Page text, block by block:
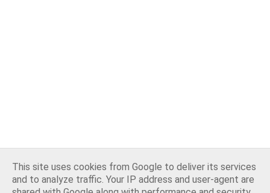
This site uses cookies from Google to deliver its services
and to analyze traffic. Your IP address and user-agent are